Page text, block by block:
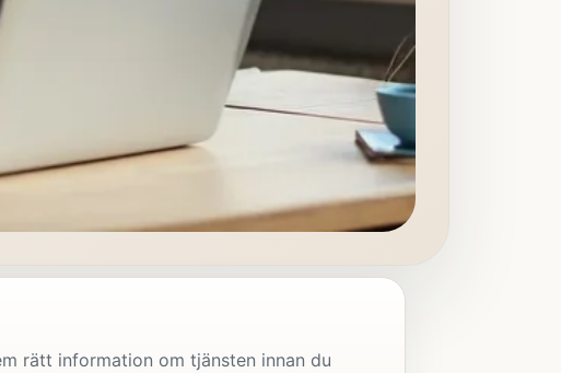
rätt information om tjänsten innan du